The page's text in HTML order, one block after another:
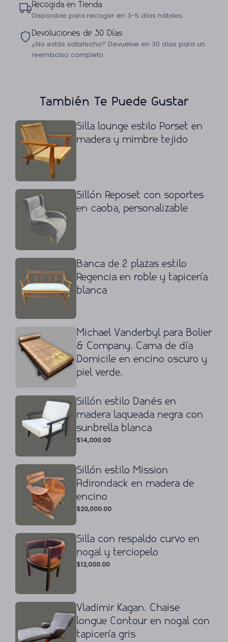
Recogida en Tienda
Disponible para recoger en 3-5 días hábiles.
Devoluciones de 30 Días
¿No estás satisfecho? Devuelve en 30 días para un
reembolso completo.
También Te Puede Gustar
Silla lounge estilo Porset en
madera y mimbre tejido
Sillón Reposet con soportes
en caoba, personalizable
Banca de 2 plazas estilo
Regencia en roble y tapicería
blanca
Michael Vanderbyl para Bolier
& Company. Cama de día
Domicile en encino oscuro y
piel verde.
Sillón estilo Danés en
madera laqueada negra con
sunbrella blanca
$14,000.00
Sillón estilo Mission
Adirondack en madera de
encino
$20,000.00
Silla con respaldo curvo en
nogal y terciopelo
$12,000.00
Vladimir Kagan. Chaise
longue Contour en nogal con
tapicería gris